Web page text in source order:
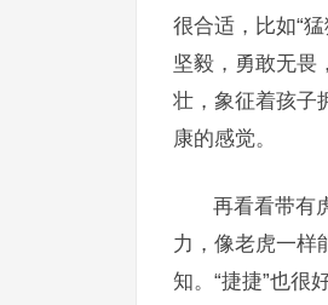
很合适，比如“
坚毅，勇敢无畏
壮，象征着孩子
康的感觉。
再看看带有
力，像老虎一样
知。“捷捷”也很